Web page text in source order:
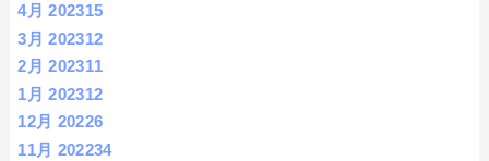
4月 202315
3月 202312
2月 202311
1月 202312
12月 20226
11月 202234